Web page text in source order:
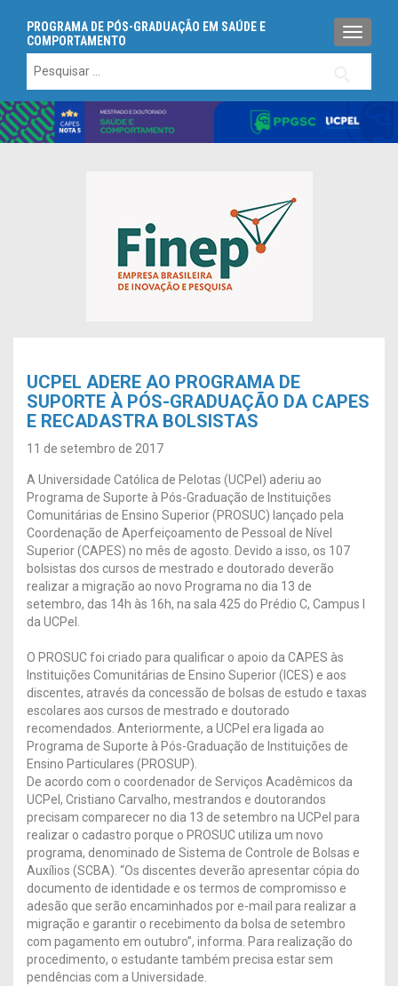
PROGRAMA DE PÓS-GRADUAÇÃO EM SAÚDE E
COMPORTAMENTO
por:
UCPEL ADERE AO PROGRAMA DE
SUPORTE À PÓS-GRADUAÇÃO DA CAPES
E RECADASTRA BOLSISTAS
11 de setembro de 2017
A Universidade Católica de Pelotas (UCPel) aderiu ao
Programa de Suporte à Pós-Graduação de Instituições
Comunitárias de Ensino Superior (PROSUC) lançado pela
Coordenação de Aperfeiçoamento de Pessoal de Nível
Superior (CAPES) no mês de agosto. Devido a isso, os 107
bolsistas dos cursos de mestrado e doutorado deverão
realizar a migração ao novo Programa no dia 13 de
setembro, das 14h às 16h, na sala 425 do Prédio C, Campus I
da UCPel.
O PROSUC foi criado para qualificar o apoio da CAPES às
Instituições Comunitárias de Ensino Superior (ICES) e aos
discentes, através da concessão de bolsas de estudo e taxas
escolares aos cursos de mestrado e doutorado
recomendados. Anteriormente, a UCPel era ligada ao
Programa de Suporte à Pós-Graduação de Instituições de
Ensino Particulares (PROSUP).
De acordo com o coordenador de Serviços Acadêmicos da
UCPel, Cristiano Carvalho, mestrandos e doutorandos
precisam comparecer no dia 13 de setembro na UCPel para
realizar o cadastro porque o PROSUC utiliza um novo
programa, denominado de Sistema de Controle de Bolsas e
Auxílios (SCBA). “Os discentes deverão apresentar cópia do
documento de identidade e os termos de compromisso e
adesão que serão encaminhados por e-mail para realizar a
migração e garantir o recebimento da bolsa de setembro
com pagamento em outubro”, informa. Para realização do
procedimento, o estudante também precisa estar sem
pendências com a Universidade.